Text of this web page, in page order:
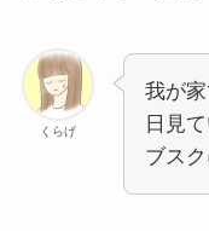
くらげ
我が
日見
ブス